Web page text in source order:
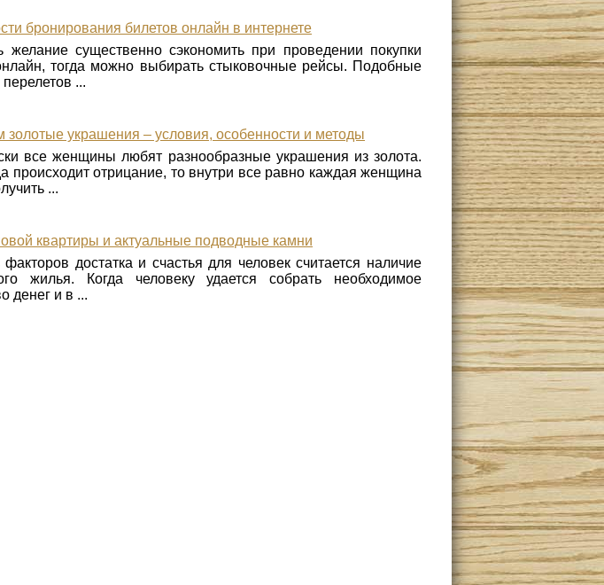
бронирования билетов онлайн в интернете
желание существенно сэкономить при проведении покупки
тогда можно выбирать стыковочные рейсы. Подобные
...
золотые украшения – условия, особенности и методы
все женщины любят разнообразные украшения из золота.
происходит отрицание, то внутри все равно каждая женщина
...
квартиры и актуальные подводные камни
достатка и счастья для человек считается наличие
жилья. Когда человеку удается собрать необходимое
денег и в ...